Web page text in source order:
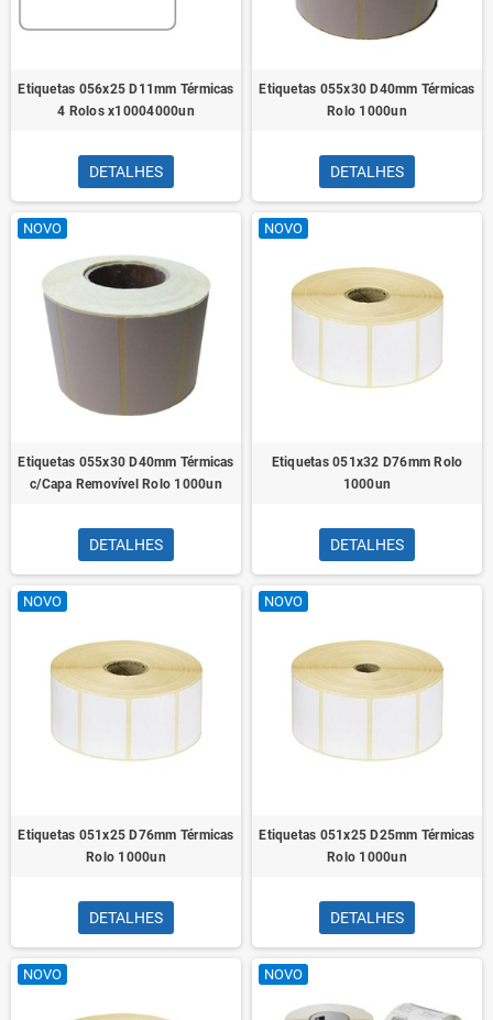
Etiquetas 056x25 D11mm Térmicas
4 Rolos x10004000un
DETALHES
Etiquetas 055x30 D40mm Térmicas
Rolo 1000un
DETALHES
NOVO
Etiquetas 055x30 D40mm Térmicas
c/Capa Removível Rolo 1000un
DETALHES
NOVO
Etiquetas 051x32 D76mm Rolo
1000un
DETALHES
NOVO
Etiquetas 051x25 D76mm Térmicas
Rolo 1000un
DETALHES
NOVO
Etiquetas 051x25 D25mm Térmicas
Rolo 1000un
DETALHES
NOVO NOVO